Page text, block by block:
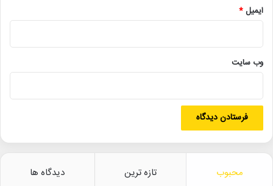
آهنگسازان، و در نهایت، شکل‌گیری مخاطب برای این نوع موسیقی
نخواهند رسید.
در مجموع، هرچند نشست اخیر را می‌توان آغاز گفت‌وگویی جدید میان
ورود به عرصه اجراست. آن‌چه موسیقی تئاتر امروز بیش از هر چیز نیاز
دارد، نه تنها توجه و حمایت، بلکه برنامه‌ای مدون و مشارکت‌محور
سیاست‌گذاری را به یکدیگر متصل کند.
ایمیل*
وب‌ سایت
محبوب تازه ترین دیدگاه ها